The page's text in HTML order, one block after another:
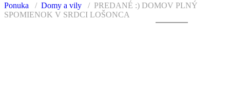
Ponuka
Domy a vily
PREDANÉ :) DOMOV PLNÝ
SPOMIENOK V SRDCI LOŠONCA